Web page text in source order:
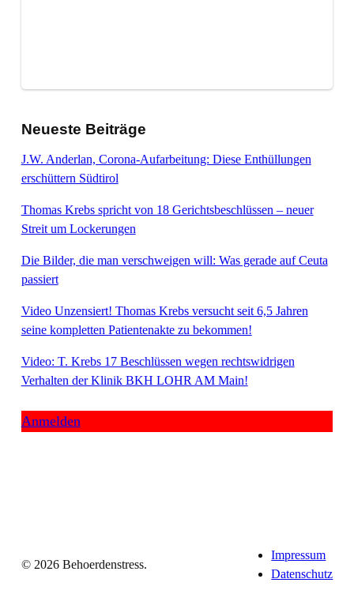
Neueste Beiträge
J.W. Anderlan, Corona-Aufarbeitung: Diese Enthüllungen
erschüttern Südtirol
Thomas Krebs spricht von 18 Gerichtsbeschlüssen – neuer
Streit um Lockerungen
Die Bilder, die man verschweigen will: Was gerade auf Ceuta
passiert
Video Unzensiert! Thomas Krebs versucht seit 6,5 Jahren
seine kompletten Patientenakte zu bekommen!
Video: T. Krebs 17 Beschlüssen wegen rechtswidrigen
Verhalten der Klinik BKH LOHR AM Main!
Anmelden
© 2026 Behoerdenstress.
Impressum
Datenschutz